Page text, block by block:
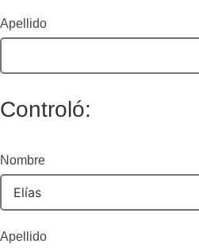
Apellido
Controló:
Nombre
Apellido